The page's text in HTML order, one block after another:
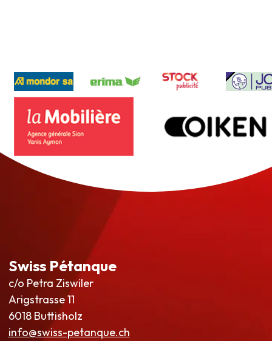
Swiss Pétanque
c/o Petra Ziswiler
Arigstrasse 11
6018 Buttisholz
info@swiss-petanque.ch